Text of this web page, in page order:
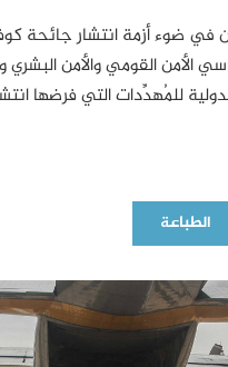
القومي والأمن البشري
للمُهدِّدات التي فرضها
الطباعة